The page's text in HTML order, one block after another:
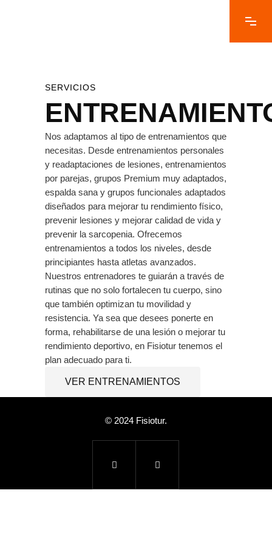
SERVICIOS
Nos adaptamos al tipo de entrenamientos que
necesitas. Desde entrenamientos personales
y readaptaciones de lesiones, entrenamientos
por parejas, grupos Premium muy adaptados,
espalda sana y grupos funcionales adaptados
diseñados para mejorar tu rendimiento físico,
prevenir lesiones y mejorar calidad de vida y
prevenir la sarcopenia. Ofrecemos
entrenamientos a todos los niveles, desde
principiantes hasta atletas avanzados.
Nuestros entrenadores te guiarán a través de
rutinas que no solo fortalecen tu cuerpo, sino
que también optimizan tu movilidad y
resistencia. Ya sea que desees ponerte en
forma, rehabilitarse de una lesión o mejorar tu
rendimiento deportivo, en Fisiotur tenemos el
plan adecuado para ti.
VER ENTRENAMIENTOS
© 2024 Fisiotur.